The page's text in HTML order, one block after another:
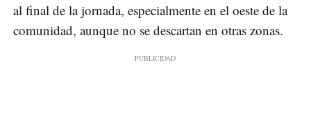
al final de la jornada, especialmente en el oeste de la
comunidad, aunque no se descartan en otras zonas.